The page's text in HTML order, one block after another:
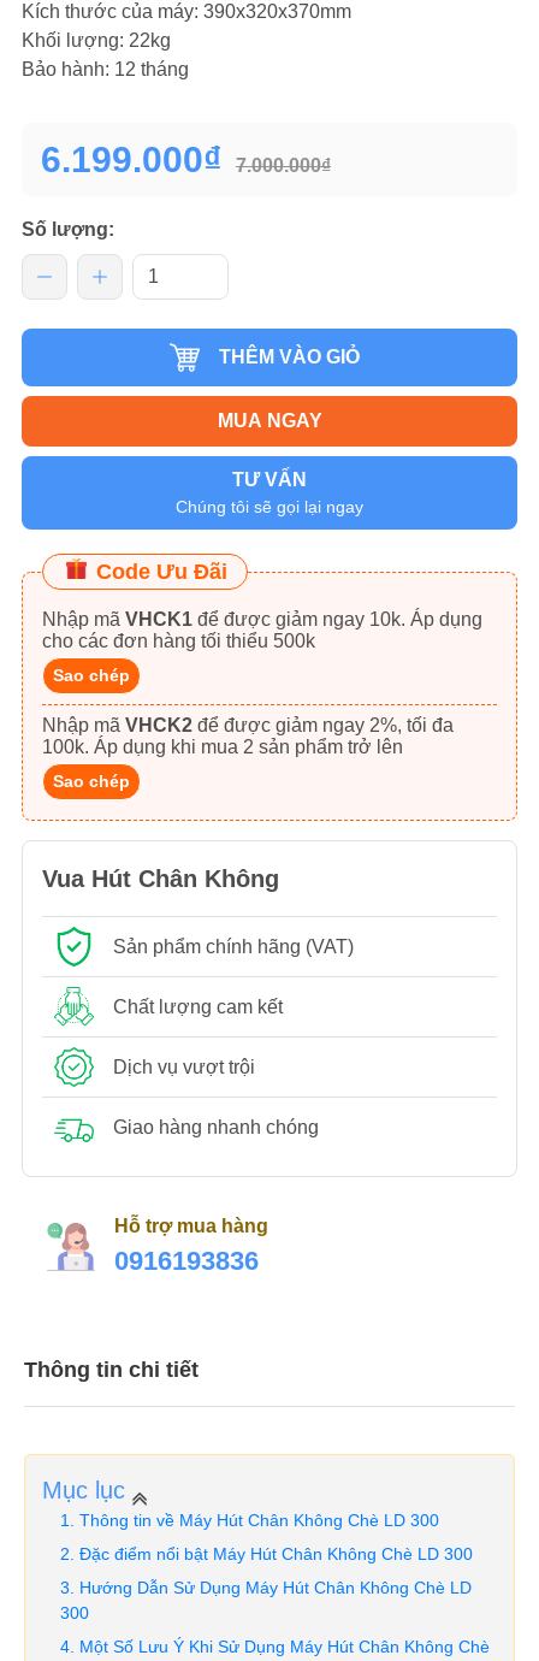
Kích thước của máy: 390x320x370mm
Khối lượng: 22kg
Bảo hành: 12 tháng
6.199.000₫ 7.000.000₫
Số lượng:
THÊM VÀO GIỎ
MUA NGAY
TƯ VẤN
Chúng tôi sẽ gọi lại ngay
Code Ưu Đãi
Nhập mã VHCK1
cho các đơn hàng tối thiểu 500k
Sao chép
Nhập mã VHCK2
100k. Áp dụng khi mua 2 sản phẩm trở lên
Sao chép
Vua Hút Chân Không
Sản phẩm chính hãng (VAT)
Chất lượng cam kết
Dịch vụ vượt trội
Giao hàng nhanh chóng
Hỗ trợ mua hàng
0916193836
Thông tin chi tiết
Mục lục
Thông tin về Máy Hút Chân Không Chè LD 300
Đặc điểm nổi bật Máy Hút Chân Không Chè LD 300
Hướng Dẫn Sử Dụng Máy Hút Chân Không Chè LD
300
Một Số Lưu Ý Khi Sử Dụng Máy Hút Chân Không Chè